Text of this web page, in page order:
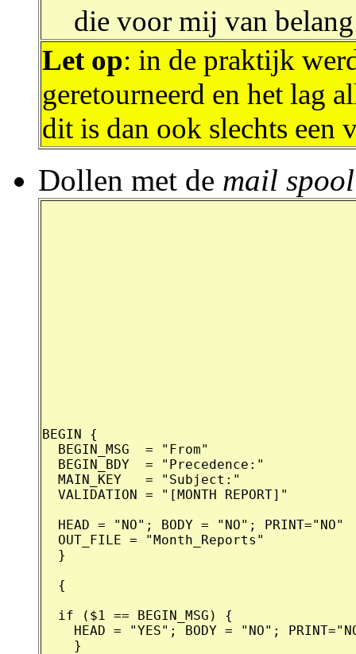
die voor mij van
Let op: in de praktijk
geretourneerd en het lag
dit is dan ook slechts een
Dollen met de mail spool
BEGIN {
  BEGIN_MSG  = "From"
  BEGIN_BDY  = "Precedence:"
  MAIN_KEY   = "Subject:"
  VALIDATION = "[MONTH REPORT]"
  HEAD = "NO"; BODY = "NO"; PRINT="NO"
  OUT_FILE = "Month_Reports"
  }
  {
  if ($1 == BEGIN_MSG) {
HEAD = "YES"; BODY = "NO";
    }